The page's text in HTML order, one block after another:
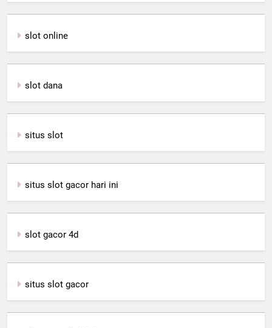
slot online
slot dana
situs slot
situs slot gacor hari ini
slot gacor 4d
situs slot gacor